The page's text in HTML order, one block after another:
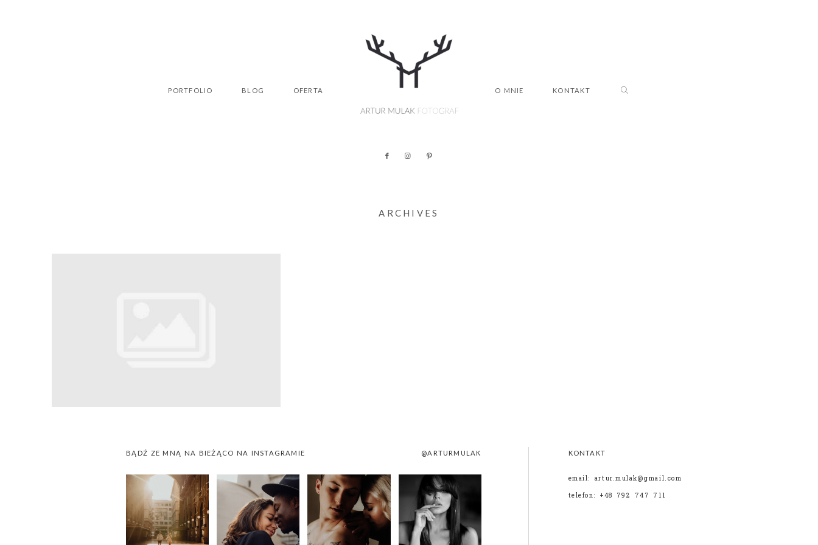
PORTFOLIO BLOG OFERTA O MNIE KONTAKT
ARCHIVES
BĄDŹ ZE MNĄ NA BIEŻĄCO NA INSTAGRAMIE @ARTURMULAK KONTAKT
email: artur.mulak@gmail.com
telefon: +48 792 747 711